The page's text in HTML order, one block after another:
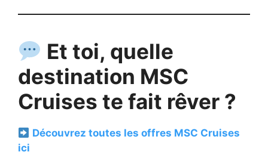
Et toi, quelle
destination MSC
Cruises te fait rêver ?
Découvrez toutes les offres MSC Cruises
ici